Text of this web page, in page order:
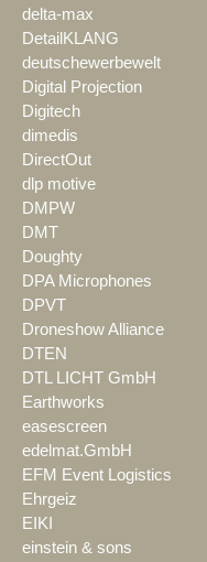
delta-max
DetailKLANG
deutschewerbewelt
Digital Projection
Digitech
dimedis
DirectOut
dlp motive
DMPW
DMT
Doughty
DPA Microphones
DPVT
Droneshow Alliance
DTEN
DTL LICHT GmbH
Earthworks
easescreen
edelmat.GmbH
EFM Event Logistics
Ehrgeiz
EIKI
einstein & sons